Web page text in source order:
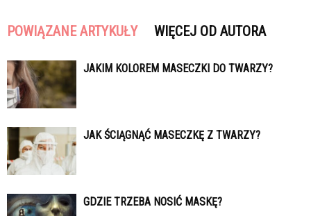
POWIĄZANE ARTYKUŁY WIĘCEJ OD AUTORA
JAKIM KOLOREM MASECZKI DO TWARZY?
JAK ŚCIĄGNĄĆ MASECZKĘ Z TWARZY?
GDZIE TRZEBA NOSIĆ MASKĘ?